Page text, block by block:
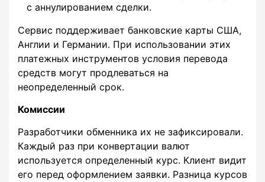
с аннулированием сделки.
Сервис поддерживает банковские карты США,
Англии и Германии. При использовании этих
платежных инструментов условия перевода
средств могут продлеваться на
неопределенный срок.
Комиссии
Разработчики обменника их не зафиксировали.
Каждый раз при конвертации валют
используется определенный курс. Клиент видит
его перед оформлением заявки. Разница курсов